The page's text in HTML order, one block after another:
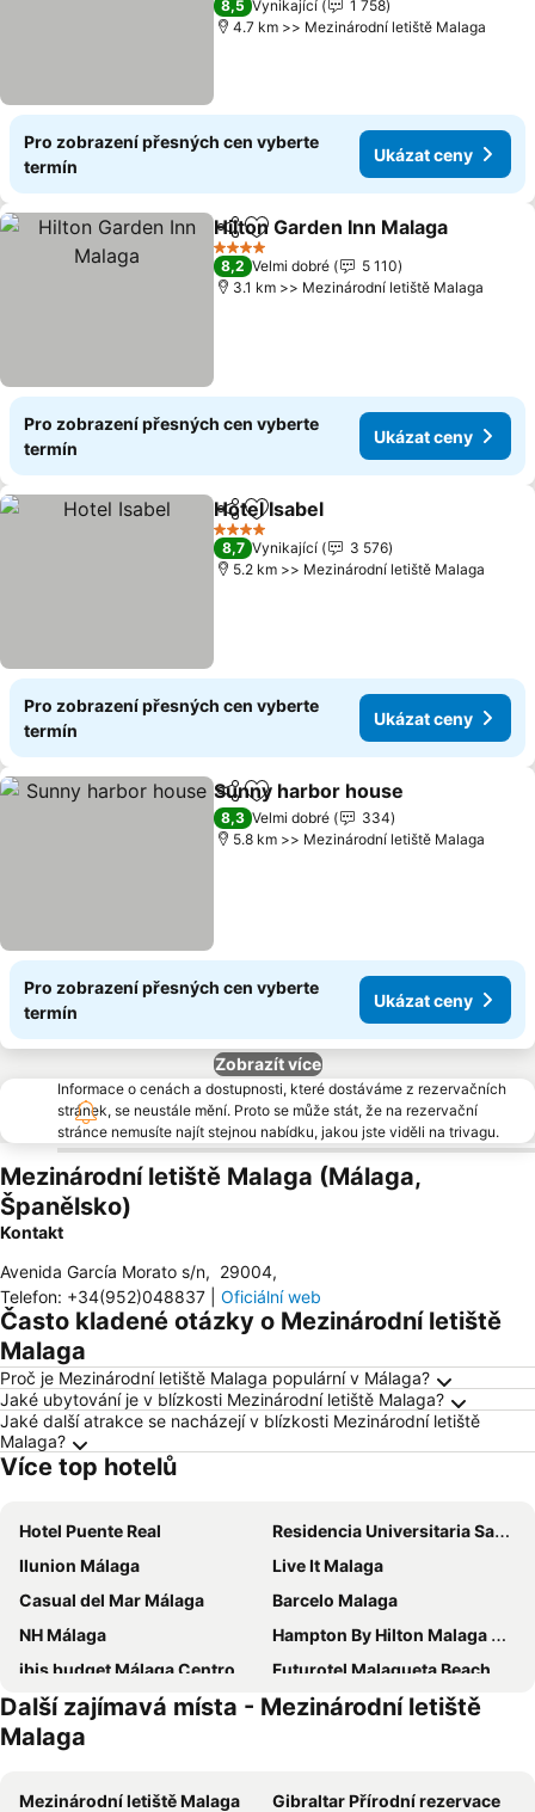
8,5 Vynikající
1 758
4.7 km >> Mezinárodní letiště Malaga
Pro zobrazení přesných cen vyberte
termín
Ukázat ceny
SdíletPřidat na seznam oblíbených
Hilton Garden Inn Malaga
4 Počet hvězdiček
8,2 Velmi dobré
5 110
3.1 km >> Mezinárodní letiště Malaga
Pro zobrazení přesných cen vyberte
termín
Ukázat ceny
SdíletPřidat na seznam oblíbených
Hotel Isabel
4 Počet hvězdiček
8,7 Vynikající
3 576
5.2 km >> Mezinárodní letiště Malaga
Pro zobrazení přesných cen vyberte
termín
Ukázat ceny
SdíletPřidat na seznam oblíbených
Sunny harbor house
8,3 Velmi dobré
334
5.8 km >> Mezinárodní letiště Malaga
Pro zobrazení přesných cen vyberte
termín
Ukázat ceny
Zobrazít více
Informace o cenách a dostupnosti, které dostáváme z rezervačních
stránek, se neustále mění. Proto se může stát, že na rezervační
stránce nemusíte najít stejnou nabídku, jakou jste viděli na trivagu.
Mezinárodní letiště Malaga (Málaga,
Španělsko)
Kontakt
Avenida García Morato s/n, 29004,
Telefon: +34(952)048837 Oficiální web
Často kladené otázky o Mezinárodní letiště
Malaga
Proč je Mezinárodní letiště Malaga populární v Málaga?
Jaké ubytování je v blízkosti Mezinárodní letiště Malaga?
Jaké další atrakce se nacházejí v blízkosti Mezinárodní letiště
Malaga?
Více top hotelů
Hotel Puente Real
Residencia Universitaria San José
Ilunion Málaga
Live It Malaga
Casual del Mar Málaga
Barcelo Malaga
NH Málaga
Hampton By Hilton Malaga Martiricos
ibis budget Málaga Centro
Futurotel Malagueta Beach
AYZ Elcano - Auto check-in property
Posadas de España Malaga
Catalonia Málaga
AluaSun Costa Park
Hotel Malaga Picasso
Další zajímavá místa - Mezinárodní letiště
Malaga
Mezinárodní letiště Malaga
Gibraltar Přírodní rezervace